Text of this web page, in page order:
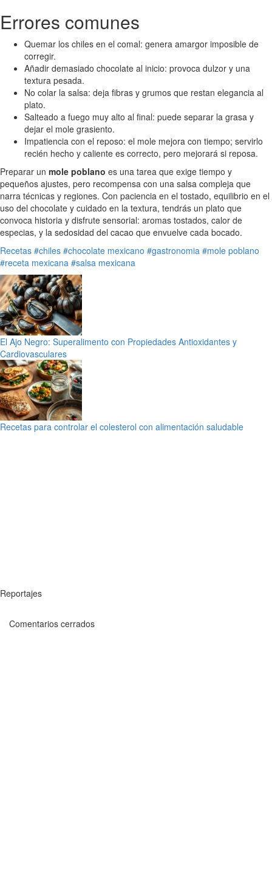
Errores comunes
Quemar los chiles en el comal: genera amargor imposible de
corregir.
Añadir demasiado chocolate al inicio: provoca dulzor y una
textura pesada.
No colar la salsa: deja fibras y grumos que restan elegancia al
plato.
Salteado a fuego muy alto al final: puede separar la grasa y
dejar el mole grasiento.
Impatiencia con el reposo: el mole mejora con tiempo; servirlo
recién hecho y caliente es correcto, pero mejorará si reposa.
Preparar un mole poblano es una tarea que exige tiempo y
pequeños ajustes, pero recompensa con una salsa compleja que
narra técnicas y regiones. Con paciencia en el tostado, equilibrio en el
uso del chocolate y cuidado en la textura, tendrás un plato que
convoca historia y disfrute sensorial: aromas tostados, calor de
especias, y la sedosidad del cacao que envuelve cada bocado.
Recetas #chiles #chocolate mexicano #gastronomia #mole poblano
#receta mexicana #salsa mexicana
El Ajo Negro: Superalimento con Propiedades Antioxidantes y
Cardiovasculares
Recetas para controlar el colesterol con alimentación saludable
Reportajes
Comentarios cerrados